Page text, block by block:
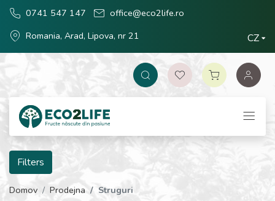
0741 547 147
office@eco2life.ro
Romania, Arad, Lipova, nr 21
CZ
Filters
Domov Prodejna
Struguri